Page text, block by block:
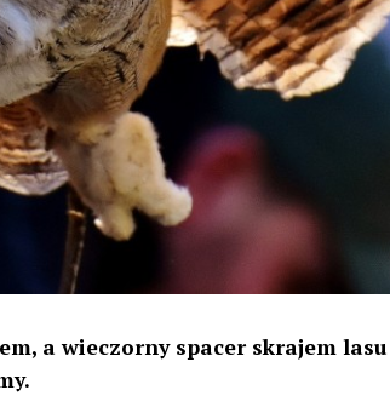
a wieczorny spacer skrajem lasu